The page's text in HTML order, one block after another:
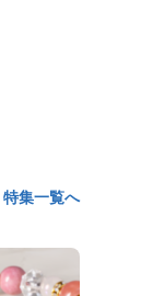
特集一覧へ